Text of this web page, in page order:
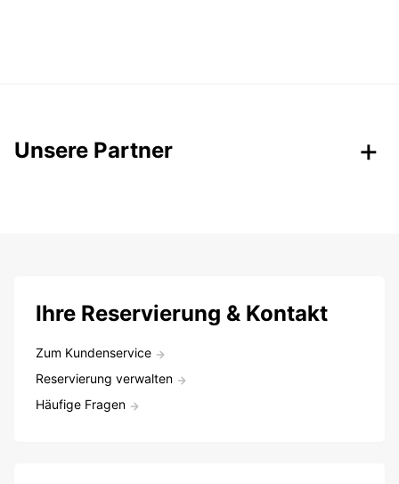
Unsere Partner
Ihre Reservierung & Kontakt
Zum Kundenservice
Reservierung verwalten
Häufige Fragen